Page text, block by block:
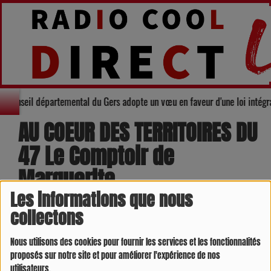
Les informations que nous
collectons
Nous utilisons des cookies pour fournir les services et les fonctionnalités
proposés sur notre site et pour améliorer l'expérience de nos
: Le Conseil départemental du Gers adopte un vœu en faveur d'une
AU COEUR DES TERRITOIRES DU
47 Le Comptoir de
Marguerite